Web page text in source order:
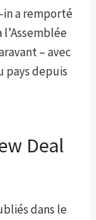
a remporté
– avec
pays depuis
Deal
dans le